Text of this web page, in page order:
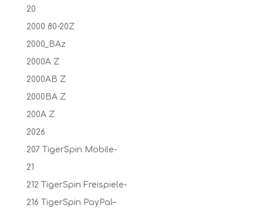
20
2000 80-20Z
2000_BAz
2000A Z
2000AB Z
2000BA Z
200A Z
2026
207 TigerSpin Mobile-
21
212 TigerSpin Freispiele-
216 TigerSpin PayPal–